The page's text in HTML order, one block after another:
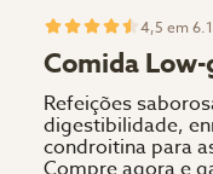
4,5 em
Comida
Refeições
digestibilidade,
condroitina para